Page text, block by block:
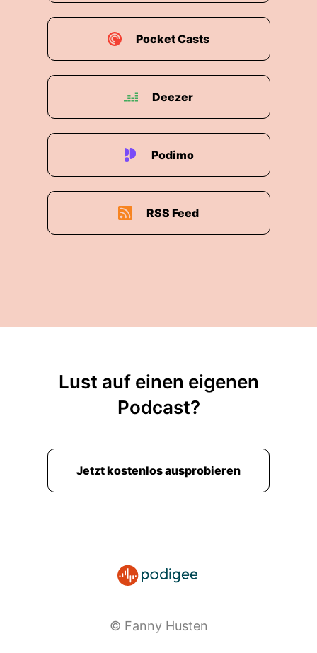
Pocket Casts
Deezer
Podimo
RSS Feed
Lust auf einen eigenen
Podcast?
Jetzt kostenlos ausprobieren
© Fanny Husten